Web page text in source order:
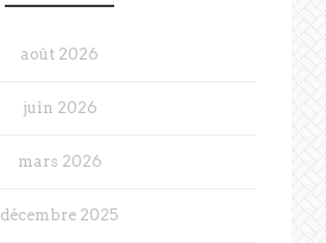
août 2026
juin 2026
mars 2026
décembre 2025